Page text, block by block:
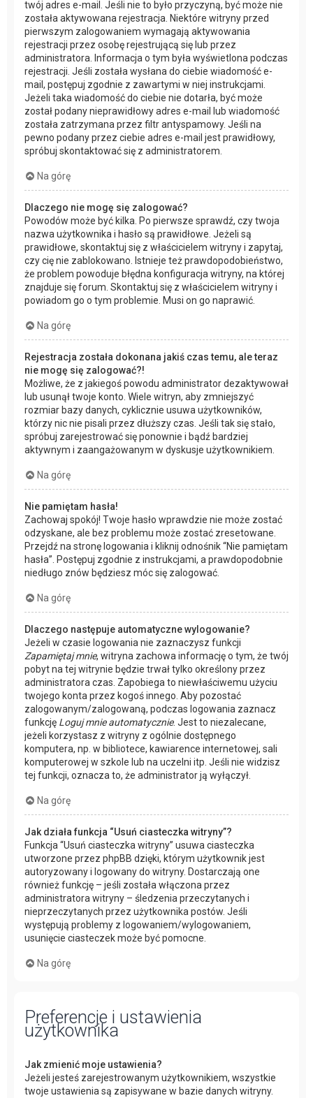
twój adres e-mail. Jeśli nie to było przyczyną, być może nie
została aktywowana rejestracja. Niektóre witryny przed
pierwszym zalogowaniem wymagają aktywowania
rejestracji przez osobę rejestrującą się lub przez
administratora. Informacja o tym była wyświetlona podczas
rejestracji. Jeśli została wysłana do ciebie wiadomość e-
mail, postępuj zgodnie z zawartymi w niej instrukcjami.
Jeżeli taka wiadomość do ciebie nie dotarła, być może
został podany nieprawidłowy adres e-mail lub wiadomość
została zatrzymana przez filtr antyspamowy. Jeśli na
pewno podany przez ciebie adres e-mail jest prawidłowy,
spróbuj skontaktować się z administratorem.
Na górę
Dlaczego nie mogę się zalogować?
Powodów może być kilka. Po pierwsze sprawdź, czy twoja
nazwa użytkownika i hasło są prawidłowe. Jeżeli są
prawidłowe, skontaktuj się z właścicielem witryny i zapytaj,
czy cię nie zablokowano. Istnieje też prawdopodobieństwo,
że problem powoduje błędna konfiguracja witryny, na której
znajduje się forum. Skontaktuj się z właścicielem witryny i
powiadom go o tym problemie. Musi on go naprawić.
Na górę
Rejestracja została dokonana jakiś czas temu, ale teraz
nie mogę się zalogować?!
Możliwe, że z jakiegoś powodu administrator dezaktywował
lub usunął twoje konto. Wiele witryn, aby zmniejszyć
rozmiar bazy danych, cyklicznie usuwa użytkowników,
którzy nic nie pisali przez dłuższy czas. Jeśli tak się stało,
spróbuj zarejestrować się ponownie i bądź bardziej
aktywnym i zaangażowanym w dyskusje użytkownikiem.
Na górę
Nie pamiętam hasła!
Zachowaj spokój! Twoje hasło wprawdzie nie może zostać
odzyskane, ale bez problemu może zostać zresetowane.
Przejdź na stronę logowania i kliknij odnośnik “Nie pamiętam
hasła”. Postępuj zgodnie z instrukcjami, a prawdopodobnie
niedługo znów będziesz móc się zalogować.
Na górę
Dlaczego następuje automatyczne wylogowanie?
Jeżeli w czasie logowania nie zaznaczysz funkcji
Zapamiętaj mnie, witryna zachowa informację o tym, że twój
pobyt na tej witrynie będzie trwał tylko określony przez
administratora czas. Zapobiega to niewłaściwemu użyciu
twojego konta przez kogoś innego. Aby pozostać
zalogowanym/zalogowaną, podczas logowania zaznacz
funkcję Loguj mnie automatycznie. Jest to niezalecane,
jeżeli korzystasz z witryny z ogólnie dostępnego
komputera, np. w bibliotece, kawiarence internetowej, sali
komputerowej w szkole lub na uczelni itp. Jeśli nie widzisz
tej funkcji, oznacza to, że administrator ją wyłączył.
Na górę
Jak działa funkcja “Usuń ciasteczka witryny”?
Funkcja “Usuń ciasteczka witryny” usuwa ciasteczka
utworzone przez phpBB dzięki, którym użytkownik jest
autoryzowany i logowany do witryny. Dostarczają one
również funkcję – jeśli została włączona przez
administratora witryny – śledzenia przeczytanych i
nieprzeczytanych przez użytkownika postów. Jeśli
występują problemy z logowaniem/wylogowaniem,
usunięcie ciasteczek może być pomocne.
Na górę
Preferencje i ustawienia
użytkownika
Jak zmienić moje ustawienia?
Jeżeli jesteś zarejestrowanym użytkownikiem, wszystkie
twoje ustawienia są zapisywane w bazie danych witryny.